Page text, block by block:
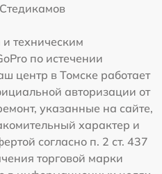
Стедикамов
техническим
по истечении
центр в Томске работает
авторизации от
указанные на сайте,
характер и
согласно п. 2 ст. 437
торговой марки